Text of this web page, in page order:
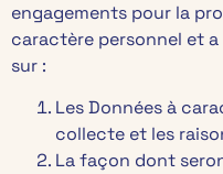
engagements pour la
caractère personnel et
sur :
Les Données à
collecte et les
La façon dont